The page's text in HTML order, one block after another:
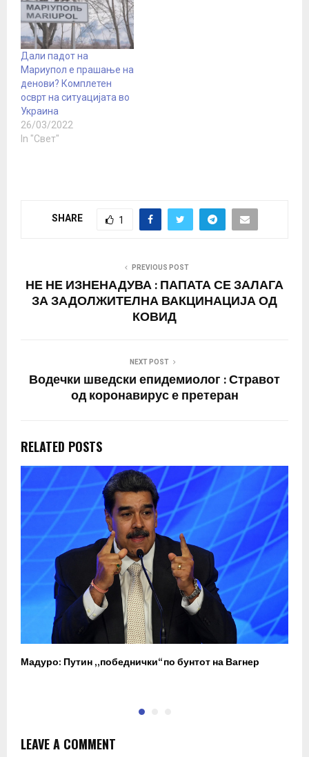
Пулмологот Бранимир
Несторовиќ рече дека
се обидел да влијае врз
луѓето да не се плашат
затоа што…
Дали падот на
Мариупол е прашање на
денови? Комплетен
осврт на ситуацијата во
Украина
26/03/2022
In "Свет"
SHARE 1
PREVIOUS POST
НЕ НЕ ИЗНЕНАДУВА : ПАПАТА СЕ ЗАЛАГА
ЗА ЗАДОЛЖИТЕЛНА ВАКЦИНАЦИЈА ОД
КОВИД
NEXT POST
Водечки шведски епидемиолог : Стравот
од коронавирус е претеран
RELATED POSTS
Мадуро: Путин „победнички“ по бунтот на Вагнер
LEAVE A COMMENT